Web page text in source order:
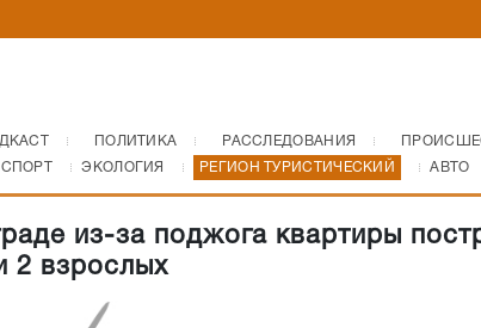
ПОЛИТИКА РАССЛЕДОВАНИЯ
ЭКОЛОГИЯ РЕГИОН ТУРИСТИЧЕСКИЙ АВТО
из-за поджога квартиры
2 взрослых